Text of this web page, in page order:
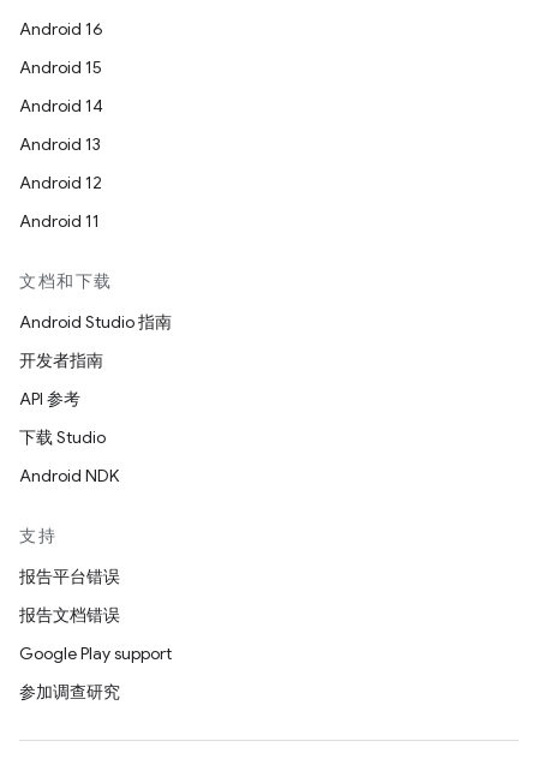
Android 16
Android 15
Android 14
Android 13
Android 12
Android 11
文档和下载
Android Studio 指南
开发者指南
API 参考
下载 Studio
Android NDK
支持
报告平台错误
报告文档错误
Google Play support
参加调查研究